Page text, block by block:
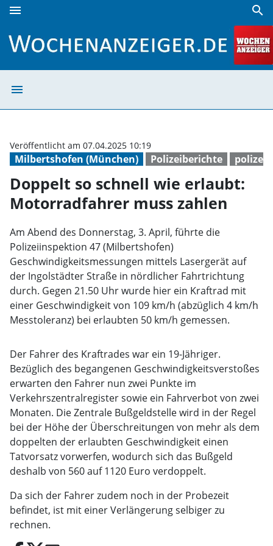
menu search
menu
Milbertshofen (München) Polizeiberichte polizei
Veröffentlicht am 07.04.2025 10:19
Doppelt so schnell wie erlaubt:
Motorradfahrer muss zahlen
Am Abend des Donnerstag, 3. April, führte die
Polizeiinspektion 47 (Milbertshofen)
Geschwindigkeitsmessungen mittels Lasergerät auf
der Ingolstädter Straße in nördlicher Fahrtrichtung
durch. Gegen 21.50 Uhr wurde hier ein Kraftrad mit
einer Geschwindigkeit von 109 km/h (abzüglich 4 km/h
Messtoleranz) bei erlaubten 50 km/h gemessen.
Der Fahrer des Kraftrades war ein 19-Jähriger.
Bezüglich des begangenen Geschwindigkeitsverstoßes
erwarten den Fahrer nun zwei Punkte im
Verkehrszentralregister sowie ein Fahrverbot von zwei
Monaten. Die Zentrale Bußgeldstelle wird in der Regel
bei der Höhe der Überschreitungen von mehr als dem
doppelten der erlaubten Geschwindigkeit einen
Tatvorsatz vorwerfen, wodurch sich das Bußgeld
deshalb von 560 auf 1120 Euro verdoppelt.
Da sich der Fahrer zudem noch in der Probezeit
befindet, ist mit einer Verlängerung selbiger zu
rechnen.